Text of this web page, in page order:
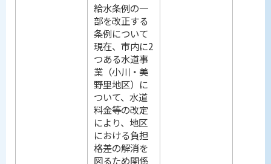
給水条例の一
部を改正する
条例について
現在、市内に2
つある水道事
業（小川・美
野里地区）に
ついて、水道
料金等の改定
により、地区
における負担
格差の解消を
図るため関係